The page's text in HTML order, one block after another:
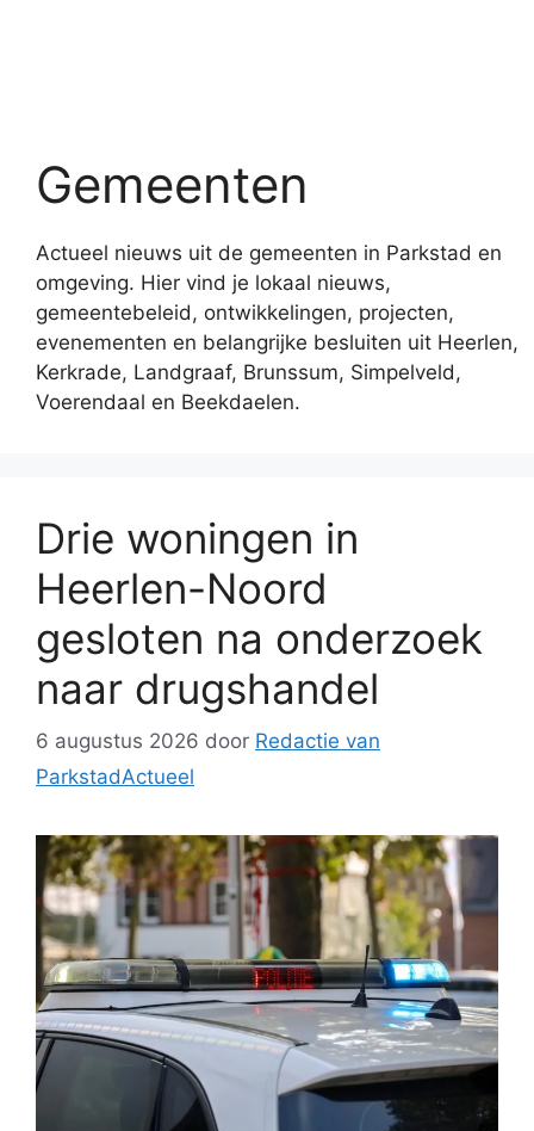
Gemeenten
Actueel nieuws uit de gemeenten in Parkstad en
omgeving. Hier vind je lokaal nieuws,
gemeentebeleid, ontwikkelingen, projecten,
evenementen en belangrijke besluiten uit Heerlen,
Kerkrade, Landgraaf, Brunssum, Simpelveld,
Voerendaal en Beekdaelen.
Drie woningen in
Heerlen-Noord
gesloten na onderzoek
naar drugshandel
6 augustus 2026 door Redactie van
ParkstadActueel